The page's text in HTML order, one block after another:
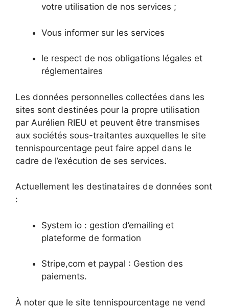
votre utilisation de nos services ;
Vous informer sur les services
le respect de nos obligations légales et
réglementaires
Les données personnelles collectées dans les
sites sont destinées pour la propre utilisation
par Aurélien RIEU et peuvent être transmises
aux sociétés sous-traitantes auxquelles le site
tennispourcentage peut faire appel dans le
cadre de l’exécution de ses services.
Actuellement les destinataires de données sont
:
System io : gestion d’emailing et
plateforme de formation
Stripe,com et paypal : Gestion des
paiements.
À noter que le site tennispourcentage ne vend